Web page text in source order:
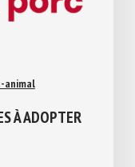
animal
À